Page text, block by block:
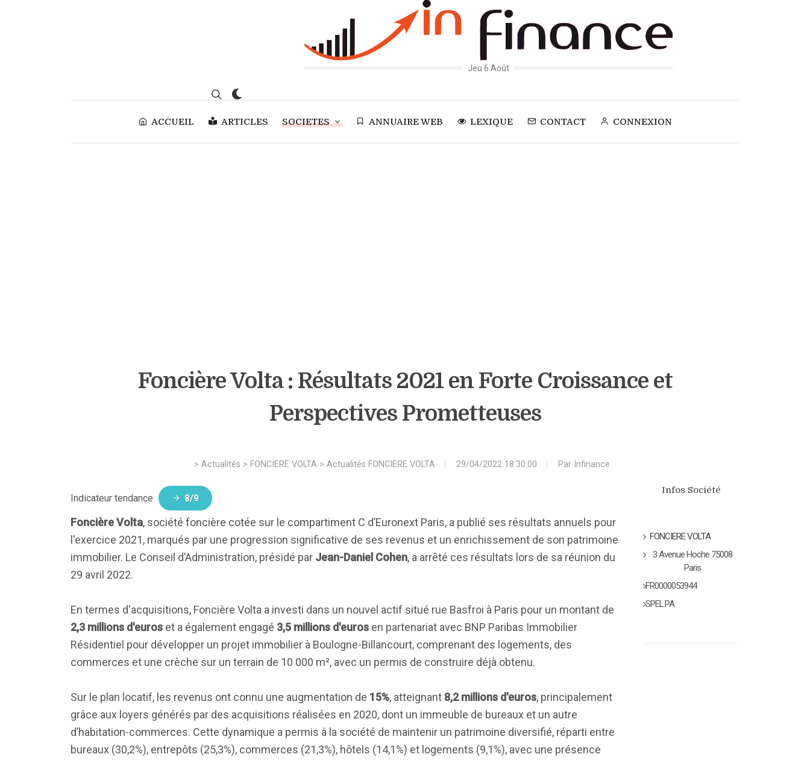
Jeu 6 Août
ACCUEIL ARTICLES SOCIETES ANNUAIRE WEB LEXIQUE CONTACT CONNEXION
Foncière Volta : Résultats 2021 en Forte Croissance et
Perspectives Prometteuses
> Actualités > FONCIERE VOLTA> Actualités FONCIERE VOLTA 29/04/2022 18:30:00 Par Infinance
Indicateur tendance 8/9
Foncière Volta, société foncière cotée sur le compartiment C d’Euronext Paris, a publié ses résultats annuels pour
l'exercice 2021, marqués par une progression significative de ses revenus et un enrichissement de son patrimoine
immobilier. Le Conseil d’Administration, présidé par Jean-Daniel Cohen, a arrêté ces résultats lors de sa réunion du
29 avril 2022.
En termes d'acquisitions, Foncière Volta a investi dans un nouvel actif situé rue Basfroi à Paris pour un montant de
2,3 millions d'euros et a également engagé 3,5 millions d'euros en partenariat avec BNP Paribas Immobilier
Résidentiel pour développer un projet immobilier à Boulogne-Billancourt, comprenant des logements, des
commerces et une crèche sur un terrain de 10 000 m², avec un permis de construire déjà obtenu.
Sur le plan locatif, les revenus ont connu une augmentation de 15%, atteignant 8,2 millions d'euros, principalement
grâce aux loyers générés par des acquisitions réalisées en 2020, dont un immeuble de bureaux et un autre
d’habitation-commerces. Cette dynamique a permis à la société de maintenir un patrimoine diversifié, réparti entre
bureaux (30,2%), entrepôts (25,3%), commerces (21,3%), hôtels (14,1%) et logements (9,1%), avec une présence
Infos Société
FONCIERE VOLTA
3 Avenue Hoche 75008
Paris
FR0000053944
SPEL.PA